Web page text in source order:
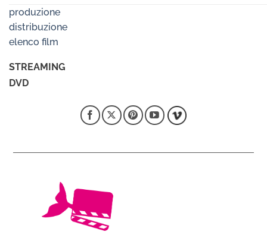
produzione
distribuzione
elenco film
STREAMING
DVD